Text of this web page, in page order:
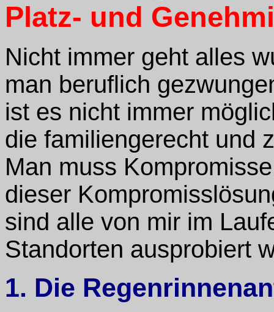
Platz- und
Nicht immer geht alles
man beruflich
ist es nicht immer
die familiengerecht und
Man muss
dieser
sind alle von mir im
Standorten ausprobiert
1. Die